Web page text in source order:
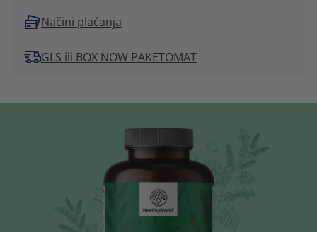
Načini plaćanja
GLS ili BOX NOW PAKETOMAT